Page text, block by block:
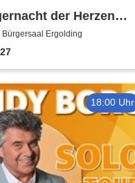
der Herzen
von Anni Perka
Bürgersaal Ergolding
18:00 Uhr